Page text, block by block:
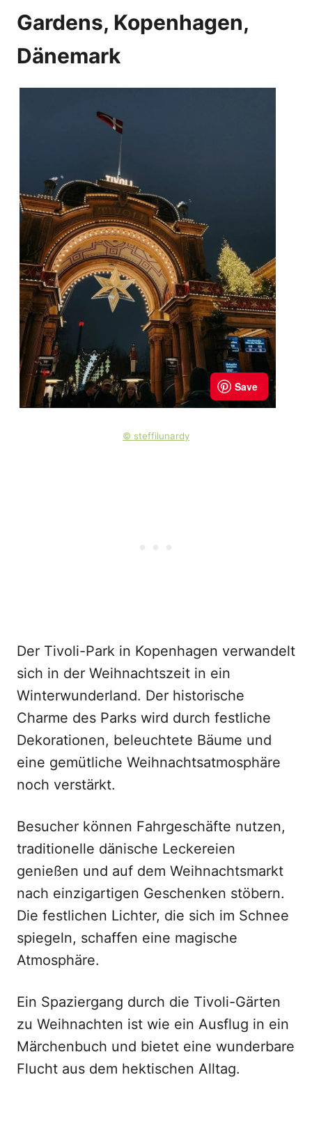
Gardens, Kopenhagen,
Dänemark
© steffilunardy
Der Tivoli-Park in Kopenhagen verwandelt
sich in der Weihnachtszeit in ein
Winterwunderland. Der historische
Charme des Parks wird durch festliche
Dekorationen, beleuchtete Bäume und
eine gemütliche Weihnachtsatmosphäre
noch verstärkt.
Besucher können Fahrgeschäfte nutzen,
traditionelle dänische Leckereien
genießen und auf dem Weihnachtsmarkt
nach einzigartigen Geschenken stöbern.
Die festlichen Lichter, die sich im Schnee
spiegeln, schaffen eine magische
Atmosphäre.
Ein Spaziergang durch die Tivoli-Gärten
zu Weihnachten ist wie ein Ausflug in ein
Märchenbuch und bietet eine wunderbare
Flucht aus dem hektischen Alltag.